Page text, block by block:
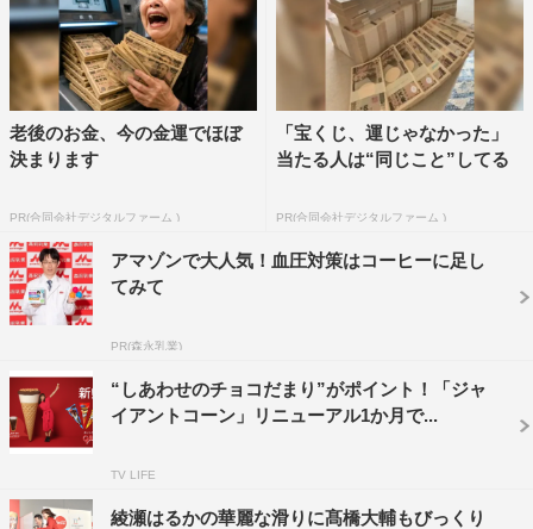
TV-CM「しあわせが、とまらない！」篇 （15秒）
ラップ調の音楽に乗って踊るシーンでは声も合わせること
になり、超ノリノリでリズムをとっていた綾瀬。「とまら
な～いからしあわせダッ！！」と、オーバーな発声で練習
し周囲を笑わせたが、ふと真顔に戻り「歌い方って、今の
大爆笑。
残念ながら（？）監督からは「もっと普通で（笑）」とオ
ーダーが入り、明るくもやや控えめなトーンで撮影が続け
だ綾瀬は、やはりテンションが上がり過ぎ「しまった…」
と我に返りながら口をふさぐひと幕も。綾瀬のキュートな
老後のお金、今の金運でほぼ
決まります
PR(合同会社デジタルファーム )
「宝くじ、運じゃなかった」
当たる人は“同じこと”してる
PR(合同会社デジタルファーム )
アマゾンで大人気！血圧対策はコーヒーに足し
てみて
PR(森永乳業)
“しあわせのチョコだまり”がポイント！「ジャ
イアントコーン」リニューアル1か月で...
TV LIFE
綾瀬はるかの華麗な滑りに髙橋大輔もびっくり